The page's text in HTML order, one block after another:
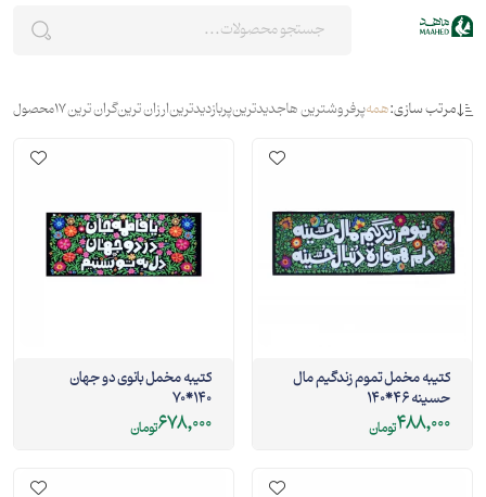
مرتب سازی:همهپرفروشترین هاجدیدترینپربازدیدترینارزان ترینگران ترین17محصول
کتیبه مخمل تموم زندگیم مال
حسینه 46*140
488,000تومان
کتیبه مخمل بانوی دو جهان
140*70
678,000تومان